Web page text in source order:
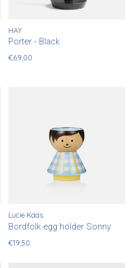
HAY
Porter - Black
€69,00
Lucie Kaas
Bordfolk egg holder Sonny
€19,50